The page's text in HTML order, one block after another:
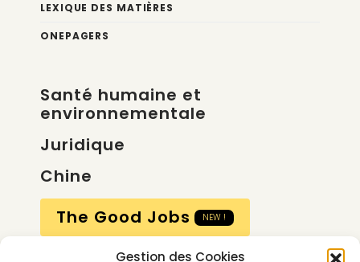
Gestion des Cookies
LEXIQUE DES MATIÈRES
ONEPAGERS
Santé humaine et
environnementale
Juridique
Chine
The Good Jobs
NEW !